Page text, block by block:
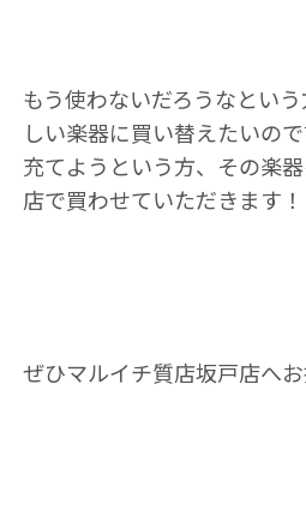
もう使わないだろうなとい
しい楽器に買い替えたいの
充てようという方、その楽
店で買わせていただきます！
ぜひマルイチ質店坂戸店へお